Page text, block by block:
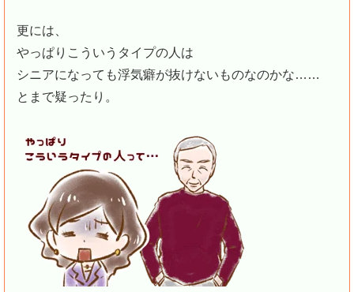
更には、
やっぱりこういうタイプの人は
シニアになっても浮気癖が抜けないものなのかな……
とまで疑ったり。